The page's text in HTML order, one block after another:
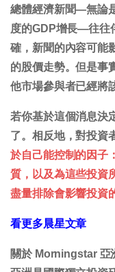
總體經濟新聞—無論
度的GDP增長—往往
確，新聞的內容可能
的股價走勢。但是事
他市場參與者已經將
若你基於這個消息決
了。相反地，對投資
於自己能控制的因子
質，以及為這些投資
盡量排除會影響投資
看更多晨星文章
關於 Morningstar